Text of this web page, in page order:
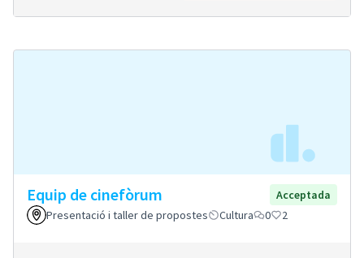
Equip de cinefòrum
Acceptada
Presentació i taller de propostes
Cultura 0 2